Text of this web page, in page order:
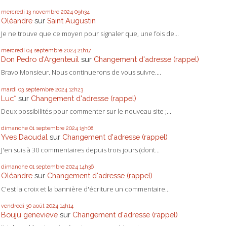
mercredi 13 novembre 2024 09h34
Oléandre sur Saint Augustin
Je ne trouve que ce moyen pour signaler que, une fois de...
mercredi 04 septembre 2024 21h17
Don Pedro d‘Argenteuil sur Changement d'adresse (rappel)
Bravo Monsieur. Nous continuerons de vous suivre....
mardi 03 septembre 2024 12h23
Luc* sur Changement d'adresse (rappel)
Deux possibilités pour commenter sur le nouveau site ;...
dimanche 01 septembre 2024 15h08
Yves Daoudal sur Changement d'adresse (rappel)
J'en suis à 30 commentaires depuis trois jours (dont...
dimanche 01 septembre 2024 14h36
Oléandre sur Changement d'adresse (rappel)
C'est la croix et la bannière d'écriture un commentaire...
vendredi 30 août 2024 14h14
Bouju genevieve sur Changement d'adresse (rappel)